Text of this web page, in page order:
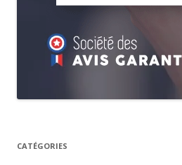
CATÉGORIES